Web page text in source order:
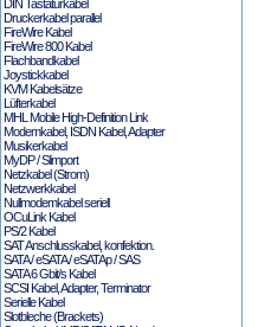
DIN Tastaturkabel
Druckerkabel parallel
FireWire Kabel
FireWire 800 Kabel
Flachbandkabel
Joystickkabel
KVM Kabelsätze
Lüfterkabel
MHL Mobile High-Definition Link
Modemkabel, ISDN Kabel, Adapter
Musikerkabel
MyDP / Slimport
Netzkabel (Strom)
Netzwerkkabel
Nullmodemkabel seriell
OCuLink Kabel
PS/2 Kabel
SAT Anschlusskabel, konfektion.
SATA / eSATA / eSATAp / SAS
SATA 6 Gbit/s Kabel
SCSI Kabel, Adapter, Terminator
Serielle Kabel
Slotbleche (Brackets)